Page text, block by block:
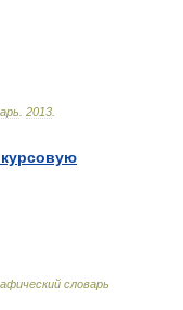
2013
словарь